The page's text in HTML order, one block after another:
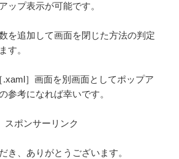
ップ表示が可能です。
を追加して画面を閉じた方法の判定
す。
.xaml］画面を別画面としてポップア
参考になれば幸いです。
スポンサーリンク
き、ありがとうございます。